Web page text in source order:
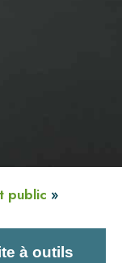
public »
à outils